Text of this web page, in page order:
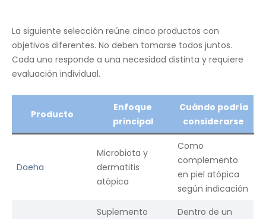
La siguiente selección reúne cinco productos con
objetivos diferentes. No deben tomarse todos juntos.
Cada uno responde a una necesidad distinta y requiere
evaluación individual.
Producto
Enfoque
principal
Cuándo podría
considerarse
Daeha
Microbiota y
dermatitis
atópica
Como
complemento
en piel atópica
según indicación
Suplemento
Dentro de un